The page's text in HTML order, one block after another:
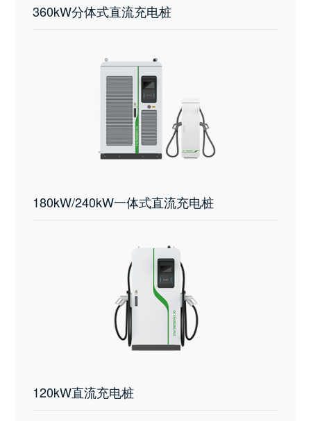
360kW分体式直流充电桩
180kW/240kW一体式直流充电桩
120kW直流充电桩